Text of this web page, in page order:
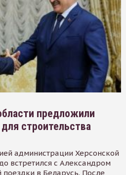
предложили
строительства
администрации Херсонской
встретился с Александром
в Беларусь. После